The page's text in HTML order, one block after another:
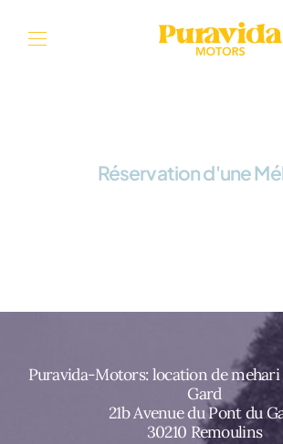
Réservation d'une
Puravida-Motors: location de
Gard
21b Avenue du Pont du
30210 Remoulins